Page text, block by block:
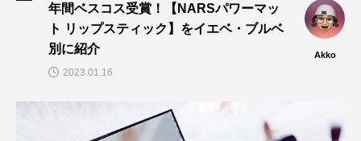
年間ベスコス受賞！【NARSパワーマッ
ト リップスティック】をイエベ・ブルベ
別に紹介
Akko
2023.01.16